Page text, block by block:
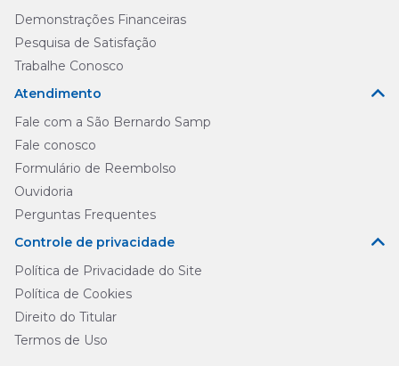
Demonstrações Financeiras
Pesquisa de Satisfação
Trabalhe Conosco
Atendimento
Fale com a São Bernardo Samp
Fale conosco
Formulário de Reembolso
Ouvidoria
Perguntas Frequentes
Controle de privacidade
Política de Privacidade do Site
Política de Cookies
Direito do Titular
Termos de Uso